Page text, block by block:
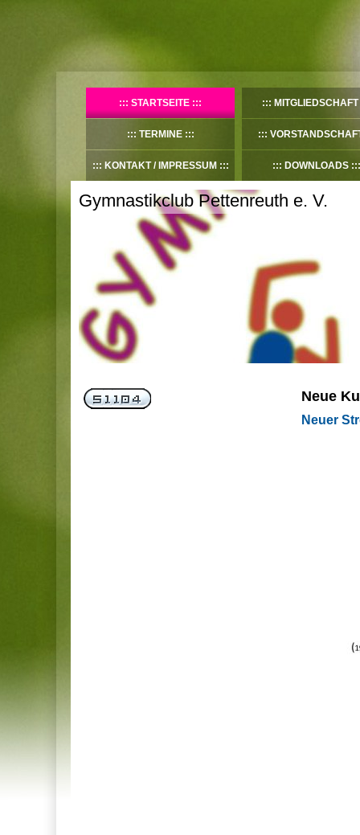
STARTSEITE MITGLIEDSCHAFT
TERMINE
KONTAKT / IMPRESSUM DOWNLOADS
Gymnastikclub Pettenreuth e. V.
Neue
Neuer